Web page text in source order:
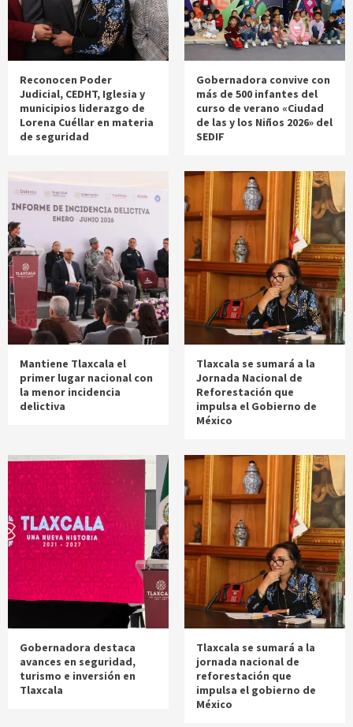
Reconocen Poder
Judicial, CEDHT, Iglesia y
municipios liderazgo de
Lorena Cuéllar en materia
de seguridad
Gobernadora convive con
más de 500 infantes del
curso de verano «Ciudad
de las y los Niños 2026» del
SEDIF
Mantiene Tlaxcala el
primer lugar nacional con
la menor incidencia
delictiva
Tlaxcala se sumará a la
Jornada Nacional de
Reforestación que
impulsa el Gobierno de
México
Gobernadora destaca
avances en seguridad,
turismo e inversión en
Tlaxcala
Tlaxcala se sumará a la
jornada nacional de
reforestación que
impulsa el gobierno de
México